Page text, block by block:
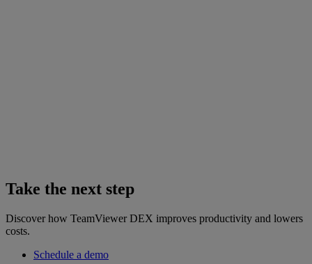
Take the next step
Discover how TeamViewer DEX improves productivity and lowers
costs.
Schedule a demo